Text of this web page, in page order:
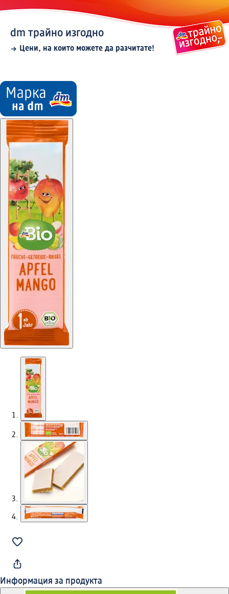
dm трайно изгодно
Цени, на които можете да разчитате!
Информация за продукта